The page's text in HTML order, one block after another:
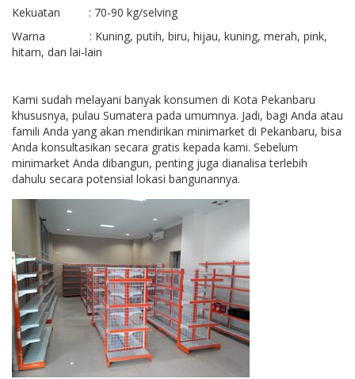
Kekuatan : 70-90 kg/selving
Warna : Kuning, putih, biru, hijau, kuning, merah, pink,
hitam, dan lai-lain
Kami sudah melayani banyak konsumen di Kota Pekanbaru
khususnya, pulau Sumatera pada umumnya. Jadi, bagi Anda atau
famili Anda yang akan mendirikan minimarket di Pekanbaru, bisa
Anda konsultasikan secara gratis kepada kami. Sebelum
minimarket Anda dibangun, penting juga dianalisa terlebih
dahulu secara potensial lokasi bangunannya.